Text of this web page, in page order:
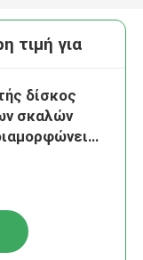
τιμή για
δίσκος
σκαλών